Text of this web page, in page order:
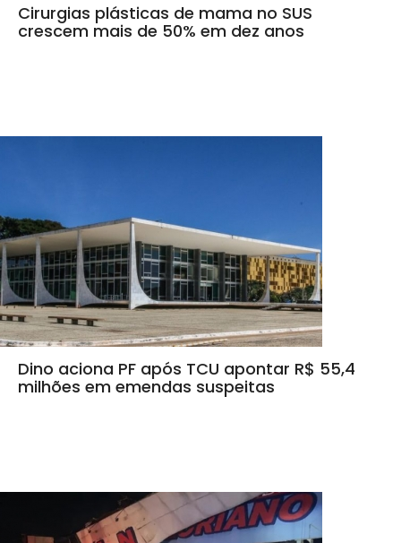
Cirurgias plásticas de mama no SUS
crescem mais de 50% em dez anos
Dino aciona PF após TCU apontar R$ 55,4
milhões em emendas suspeitas